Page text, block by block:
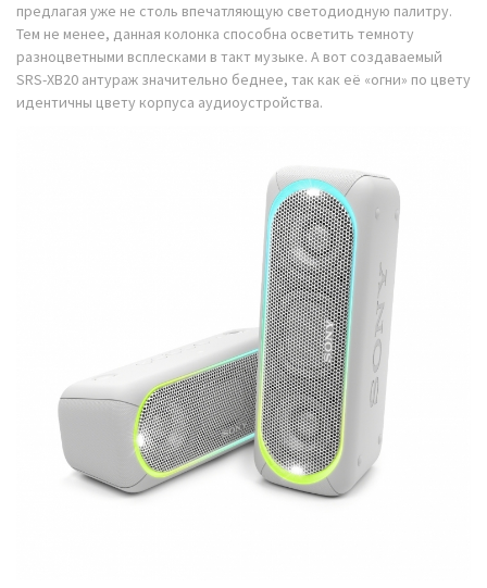
предлагая уже не столь впечатляющую светодиодную палитру.
Тем не менее, данная колонка способна осветить темноту
разноцветными всплесками в такт музыке. А вот создаваемый
SRS-XB20 антураж значительно беднее, так как её «огни» по цвету
идентичны цвету корпуса аудиоустройства.